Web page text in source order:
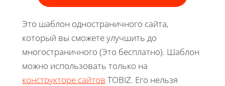
Это шаблон одностраничного сайта,
который вы сможете улучшить до
многостраничного (Это бесплатно). Шаблон
можно использовать только на
конструкторе сайтов TOBIZ. Его нельзя